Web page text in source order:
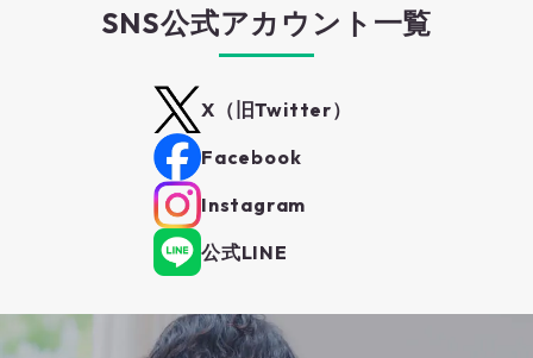
SNS公式アカウント一覧
公式LINE
Instagram
Facebook
X（旧Twitter）